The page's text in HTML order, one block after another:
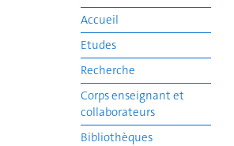
Accueil
Etudes
Recherche
Corps enseignant et
collaborateurs
Bibliothèques